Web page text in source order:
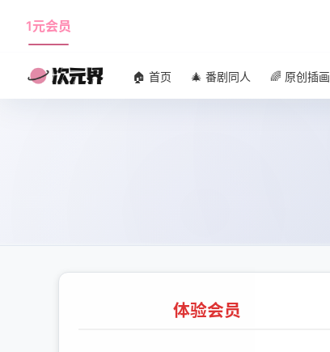
1元会员
🏠 首页 🎄 番剧同人 🌈 原创插画
体验会员